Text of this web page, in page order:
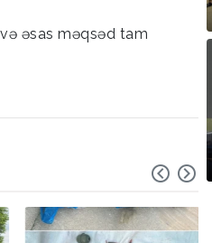
əsas məqsəd tam